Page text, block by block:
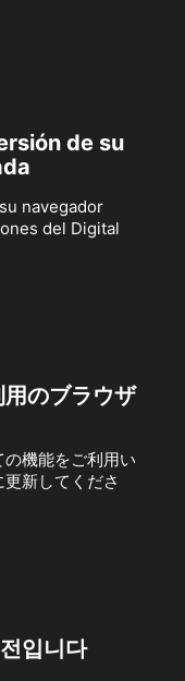
de su
navegador
del Digital
のブラウザ
機能をご利用い
新してくださ
입니다